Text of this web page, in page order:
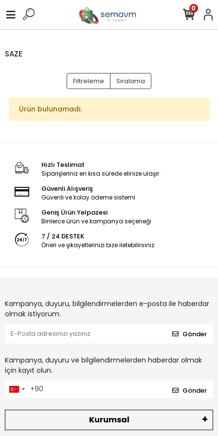
0
SAZE
Filtreleme Sıralama
Ürün bulunamadı.
Hızlı Teslimat
Siparişleriniz en kısa sürede elinize ulaşır.
Güvenli Alışveriş
Güvenli ve kolay ödeme sistemi
Geniş Ürün Yelpazesi
Binlerce ürün ve kampanya seçeneği
7 / 24 DESTEK
Öneri ve şikayetlerinizi bize iletebilirsiniz.
Kampanya, duyuru, bilgilendirmelerden e-posta ile haberdar
olmak istiyorum.
Gönder
Kampanya, duyuru ve bilgilendirmelerden haberdar olmak
için kayıt olun.
Gönder
Kurumsal